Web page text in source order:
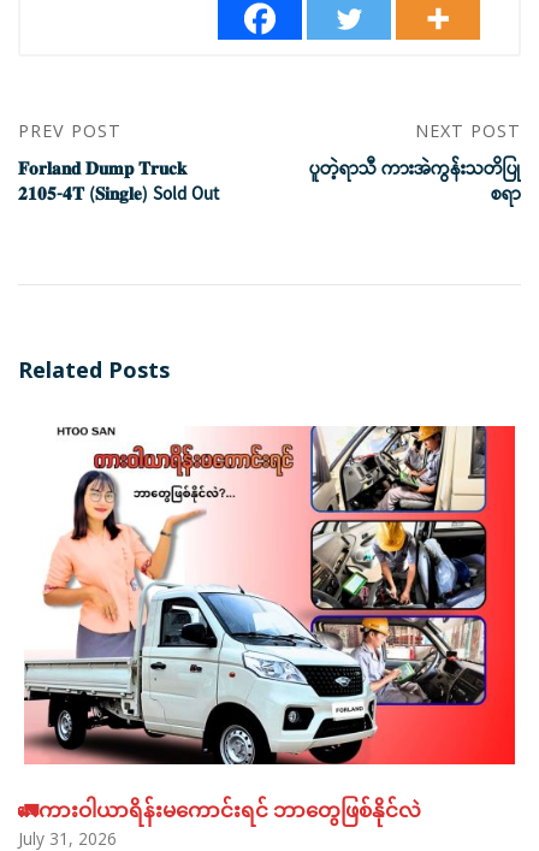
PREV POST
𝐅𝐨𝐫𝐥𝐚𝐧𝐝 𝐃𝐮𝐦𝐩 𝐓𝐫𝐮𝐜𝐤
𝟐𝟏𝟎𝟓-𝟒𝐓 (𝐒𝐢𝐧𝐠𝐥𝐞) Sold Out
NEXT POST
ပူတဲ့ရာသီ ကားအဲကွန်းသတိပြု
စရာ
Related Posts
🚛ကားဝါယာရိန်းမကောင်းရင် ဘာတွေဖြစ်နိုင်လဲ
July 31, 2026